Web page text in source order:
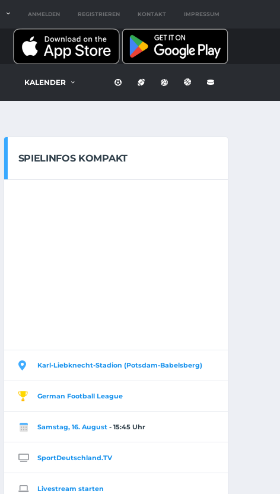
ANMELDEN REGISTRIEREN KONTAKT IMPRESSUM
KALENDER
SPIELINFOS KOMPAKT
Karl-Liebknecht-Stadion (Potsdam-Babelsberg)
German Football League
Samstag, 16. August- 15:45 Uhr
SportDeutschland.TV
Livestream starten